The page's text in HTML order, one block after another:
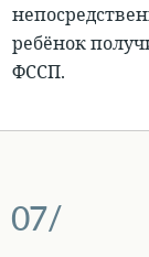
ребёнок
ФССП.